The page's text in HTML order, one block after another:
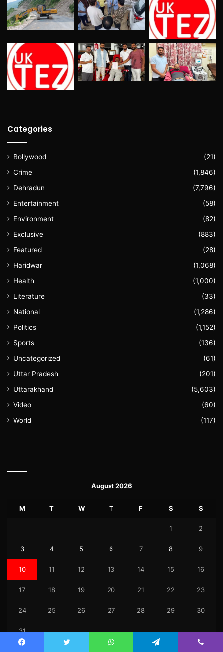
Categories
Bollywood
(21)
Crime
(1,846)
Dehradun
(7,796)
Entertainment
(58)
Environment
(82)
Exclusive
(883)
Featured
(28)
Haridwar
(1,068)
Health
(1,000)
Literature
(33)
National
(1,286)
Politics
(1,152)
Sports
(136)
Uncategorized
(61)
Uttar Pradesh
(201)
Uttarakhand
(5,603)
Video
(60)
World
(117)
August 2026
M T W T F S S
1 2
3 4 5 6 7 8 9
10 11 12 13 14 15 16
17 18 19 20 21 22 23
24 25 26 27 28 29 30
31